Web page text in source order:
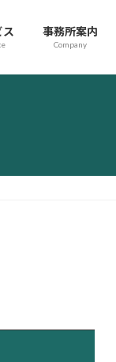
ス 事務所案内
Company